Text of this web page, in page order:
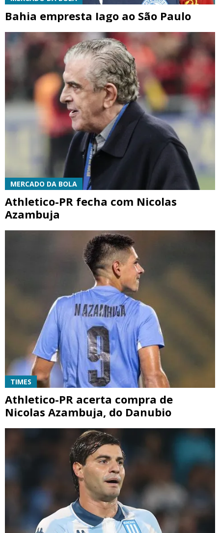
Bahia empresta Iago ao São Paulo
MERCADO DA BOLA
Athletico-PR fecha com Nicolas
Azambuja
TIMES
Athletico-PR acerta compra de
Nicolas Azambuja, do Danubio